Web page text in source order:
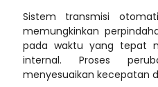
Sistem transmisi
memungkinkan
pada waktu yang tepat
internal. Proses
menyesuaikan kecepatan